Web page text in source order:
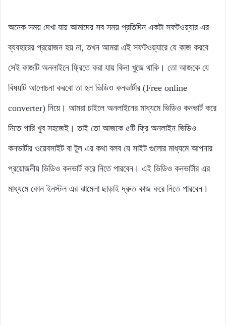
অনেক সময় দেখা যায় আমাদের সব সময় প্রতিদিন একটা সফটওয়্যার এর
ব্যবহারের প্রয়োজন হয় না, তখন আমরা এই সফটওয়্যারে যে কাজ করবে
সেই কাজটি অনলাইনে ফ্রিতে করা যায় কিনা খুজে থাকি। তো আজকে যে
বিষয়টি আলোচনা করবো তা হল ভিডিও কনভার্টার (Free online
converter) নিয়ে। আমরা চাইলে অনলাইনের মাধ্যমে ভিডিও কনভার্ট করে
নিতে পারি খুব সহজেই। তাই তো আজকে ৫টি ফ্রি অনলাইন ভিডিও
কনভার্টার ওয়েবসাইট বা টুল এর কথা বলব যে সাইট গুলোর মাধ্যমে আপনার
প্রয়োজনীয় ভিডিও কনভার্ট করে নিতে পারবেন। এই ভিডিও কনভার্টার এর
মাধ্যমে কোন ইনস্টল এর ঝামেলা ছাড়াই দ্রুত কাজ করে নিতে পারবেন।